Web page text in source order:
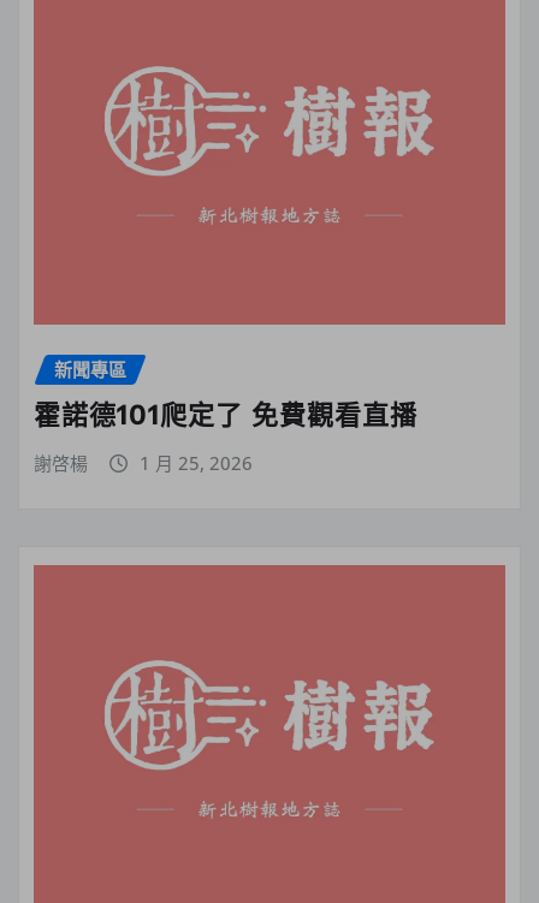
新聞專區
霍諾德101爬定了 免費觀看直播
謝啓楊 1 月 25, 2026